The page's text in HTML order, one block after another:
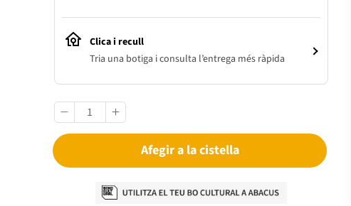
Clica i recull
Tria una botiga i consulta l’entrega més ràpida
Afegir a la cistella